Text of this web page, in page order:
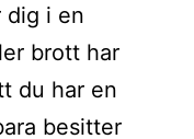
dig i en
brott har
du har en
besitter